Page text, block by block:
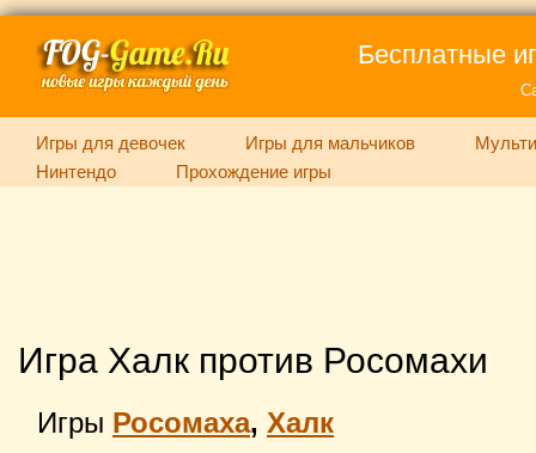
Бесплатные
Игры для девочек Игры для мальчиков
Нинтендо
Прохождение игры
Игра Халк против Росомахи
Игры Росомаха, Халк